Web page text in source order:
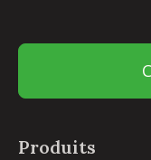
Produits